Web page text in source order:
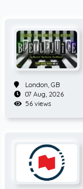
London, GB
07 Aug, 2026
56 views